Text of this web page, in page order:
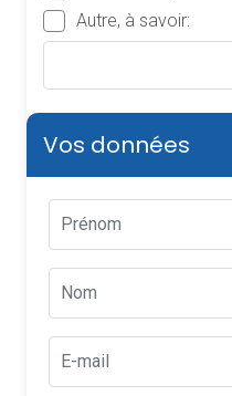
Autre, à savoir:
Vos données